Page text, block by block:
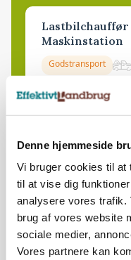
Denne hjemmeside
Vi bruger cookies til at
til at vise dig
analysere vores trafik.
brug af vores website
sociale medier,
Vores partnere kan
Lastbilchauffør
Maskinstation
Godstransport
4700, Næstved
Medarbejdere
Grise
9681, Ranum